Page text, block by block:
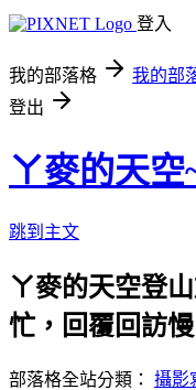
登入
我的部落格 我的部
登出
ㄚ麥的天
跳到主文
ㄚ麥的天空登
忙，回覆回訪
部落格全站分類： 攝影